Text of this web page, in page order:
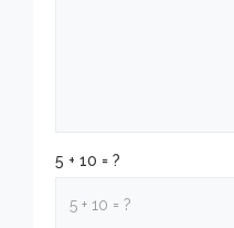
5 + 10 = ?